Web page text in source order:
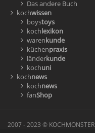
Das andere Buch
kochwissen
boystoys
kochlexikon
warenkunde
küchenpraxis
länderkunde
kochuni
kochnews
kochnews
fanShop
2007 - 2023 © KOCHMONSTER